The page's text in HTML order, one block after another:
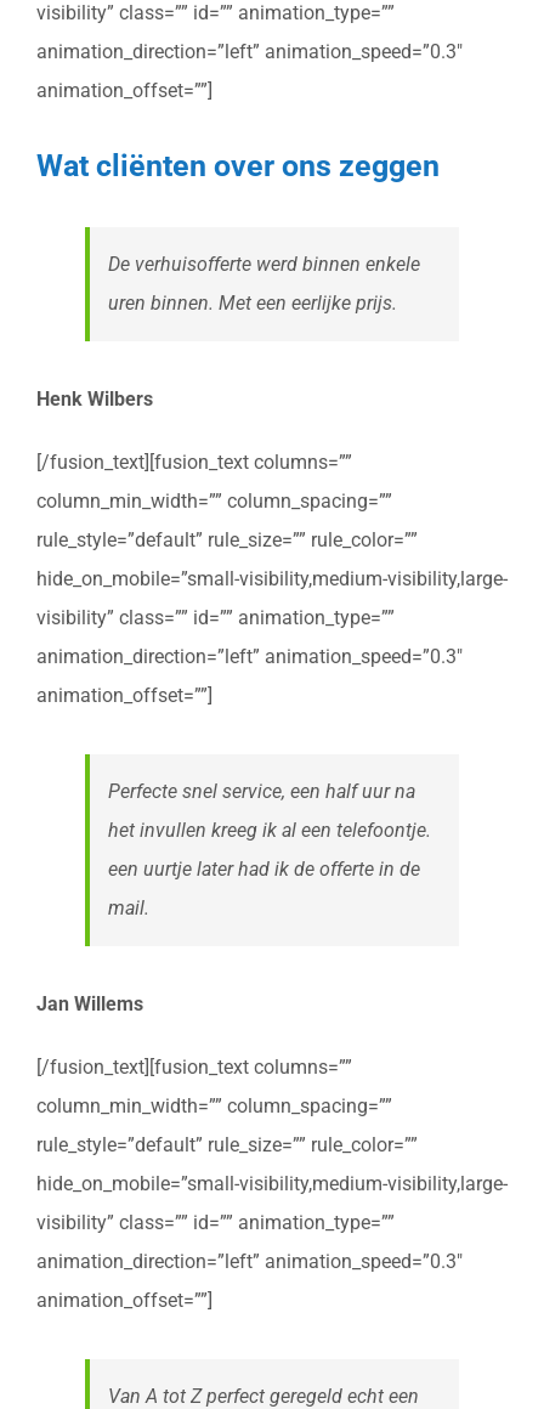
visibility” class=”” id=”” animation_type=””
animation_direction=”left” animation_speed=”0.3″
animation_offset=””]
Wat cliënten over ons zeggen
De verhuisofferte werd binnen enkele
uren binnen. Met een eerlijke prijs.
Henk Wilbers
[/fusion_text][fusion_text columns=””
column_min_width=”” column_spacing=””
rule_style=”default” rule_size=”” rule_color=””
hide_on_mobile=”small-visibility,medium-visibility,large-
visibility” class=”” id=”” animation_type=””
animation_direction=”left” animation_speed=”0.3″
animation_offset=””]
Perfecte snel service, een half uur na
het invullen kreeg ik al een telefoontje.
een uurtje later had ik de offerte in de
mail.
Jan Willems
[/fusion_text][fusion_text columns=””
column_min_width=”” column_spacing=””
rule_style=”default” rule_size=”” rule_color=””
hide_on_mobile=”small-visibility,medium-visibility,large-
visibility” class=”” id=”” animation_type=””
animation_direction=”left” animation_speed=”0.3″
animation_offset=””]
Van A tot Z perfect geregeld echt een